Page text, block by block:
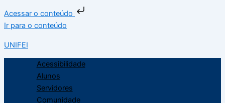
Acessar o conteúdo
Ir para o conteúdo
UNIFEI
Acessibilidade
Alunos
Servidores
Comunidade